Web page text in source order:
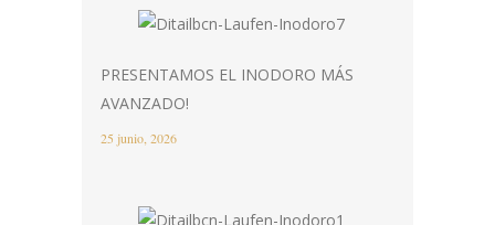
PRESENTAMOS EL INODORO MÁS
AVANZADO!
25 junio, 2026